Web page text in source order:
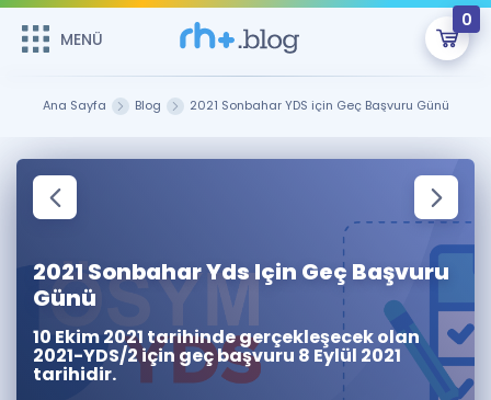
MENÜ
0
Şifremi Hatırlamıyorum
ÜYE DEĞİLİM
Sepetin Şu An Boş.
Remzi Hoca ile seni sınava hazırlayacak onlarca eğitim seni
MENÜ
Çalışma Paketleri
Katılımcı Görüşleri
Faydalı Araçlar
Ana Sayfa Blog 2021 Sonbahar YDS için Geç Başvuru Günü
2021 Sonbahar Yds Için Geç Başvuru
Günü
10 Ekim 2021 tarihinde gerçekleşecek olan
2021-YDS/2 için geç başvuru 8 Eylül 2021
tarihidir.